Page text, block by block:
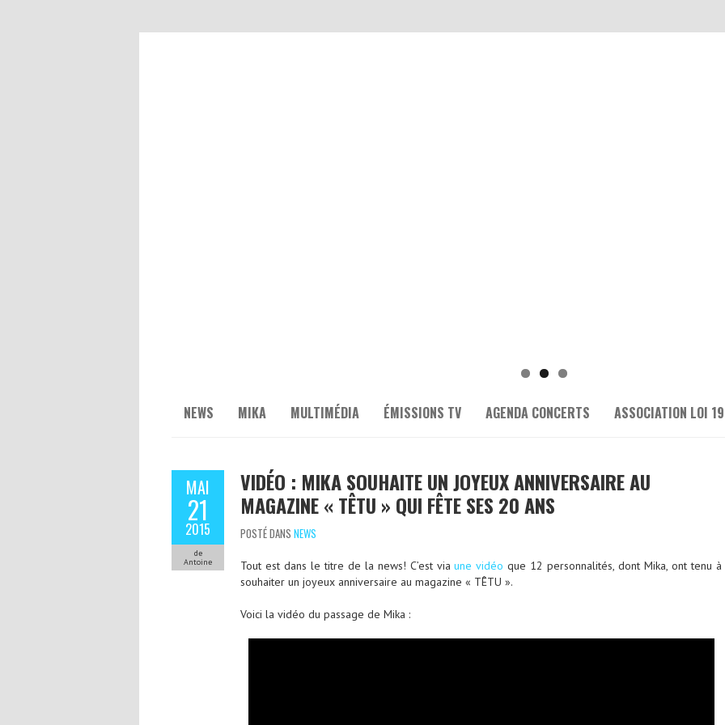
NEWS MIKA MULTIMÉDIA ÉMISSIONS TV AGENDA CONCERTS ASSOCIATION LOI
MAI
21
2015
de
Antoine
VIDÉO : MIKA SOUHAITE UN JOYEUX ANNIVERSAIRE AU
MAGAZINE « TÊTU » QUI FÊTE SES 20 ANS
POSTÉ DANS NEWS
Tout est dans le titre de la news! C’est viaune vidéo que 12 personnalités, dont Mika, ont tenu à
souhaiter un joyeux anniversaire au magazine « TÊTU ».
Voici la vidéo du passage de Mika :